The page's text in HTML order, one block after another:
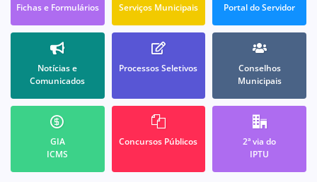
Fichas e Formulários Serviços Municipais Portal do Servidor
Notícias e
Comunicados
Processos Seletivos
Conselhos
Municipais
GIA
ICMS
Concursos Públicos
2ª via do
IPTU